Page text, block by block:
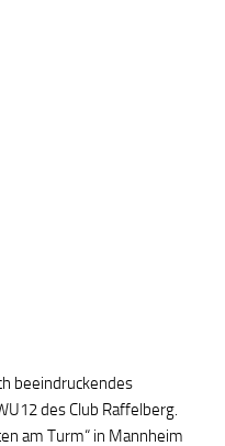
beeindruckendes
des Club Raffelberg.
am Turm“ in Mannheim